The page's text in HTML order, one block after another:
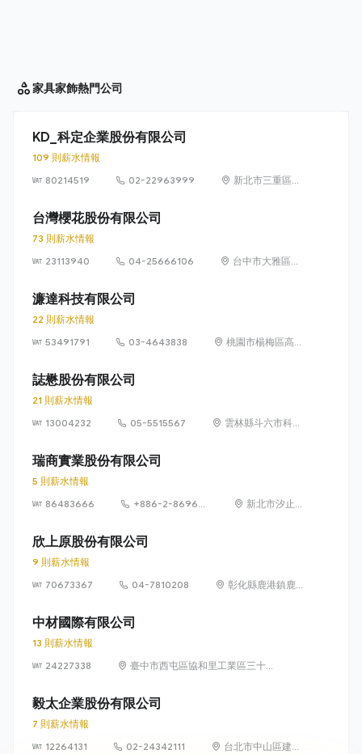
家具家飾熱門公司
KD_科定企業股份有限公司
109 則薪水情報
80214519
02-22963999
新北市三重區光
台灣櫻花股份有限公司
73 則薪水情報
23113940
04-25666106
台中市大雅區雅
濂達科技有限公司
22 則薪水情報
53491791
03-4643838
桃園市楊梅區高青
誌懋股份有限公司
21 則薪水情報
13004232
05-5515567
雲林縣斗六市科加
瑞商實業股份有限公司
5 則薪水情報
86483666
+886-2-8696-
新北市汐止
欣上原股份有限公司
9 則薪水情報
70673367
04-7810208
彰化縣鹿港鎮鹿
中材國際有限公司
13 則薪水情報
24227338
臺中市西屯區協和里工業區三十五
毅太企業股份有限公司
7 則薪水情報
12264131
02-24342111
台北市中山區建國